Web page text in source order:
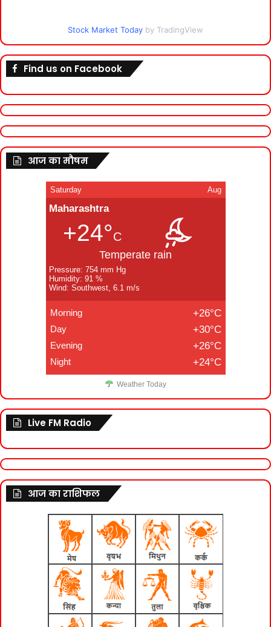
Stock Market Today by TradingView
Find us on Facebook
आज का मौषम
Saturday Aug
Maharashtra
+24°C
Temperate rain
Pressure: 754 mm Hg
Humidity: 91 %
Wind: Southwest, 6.1 m/s
Morning +26°C
Day +30°C
Evening +26°C
Night +24°C
Weather Today
Live FM Radio
आज का राशिफल